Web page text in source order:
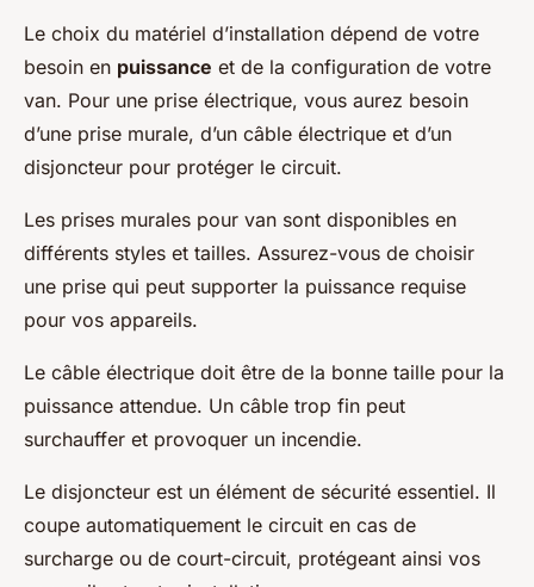
Le choix du matériel d’installation dépend de votre
besoin en puissance et de la configuration de votre
van. Pour une prise électrique, vous aurez besoin
d’une prise murale, d’un câble électrique et d’un
disjoncteur pour protéger le circuit.
Les prises murales pour van sont disponibles en
différents styles et tailles. Assurez-vous de choisir
une prise qui peut supporter la puissance requise
pour vos appareils.
Le câble électrique doit être de la bonne taille pour la
puissance attendue. Un câble trop fin peut
surchauffer et provoquer un incendie.
Le disjoncteur est un élément de sécurité essentiel. Il
coupe automatiquement le circuit en cas de
surcharge ou de court-circuit, protégeant ainsi vos